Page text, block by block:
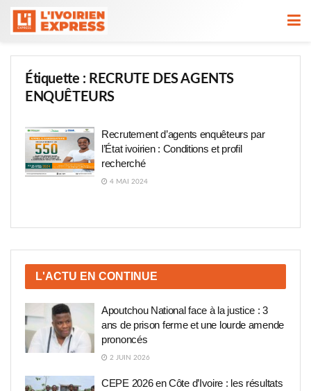
Étiquette : RECRUTE DES AGENTS
ENQUÊTEURS
Recrutement d’agents enquêteurs par
l’État ivoirien : Conditions et profil
recherché
4 MAI 2024
L'ACTU EN CONTINUE
Apoutchou National face à la justice : 3
ans de prison ferme et une lourde amende
prononcés
2 JUIN 2026
CEPE 2026 en Côte d’Ivoire : les résultats